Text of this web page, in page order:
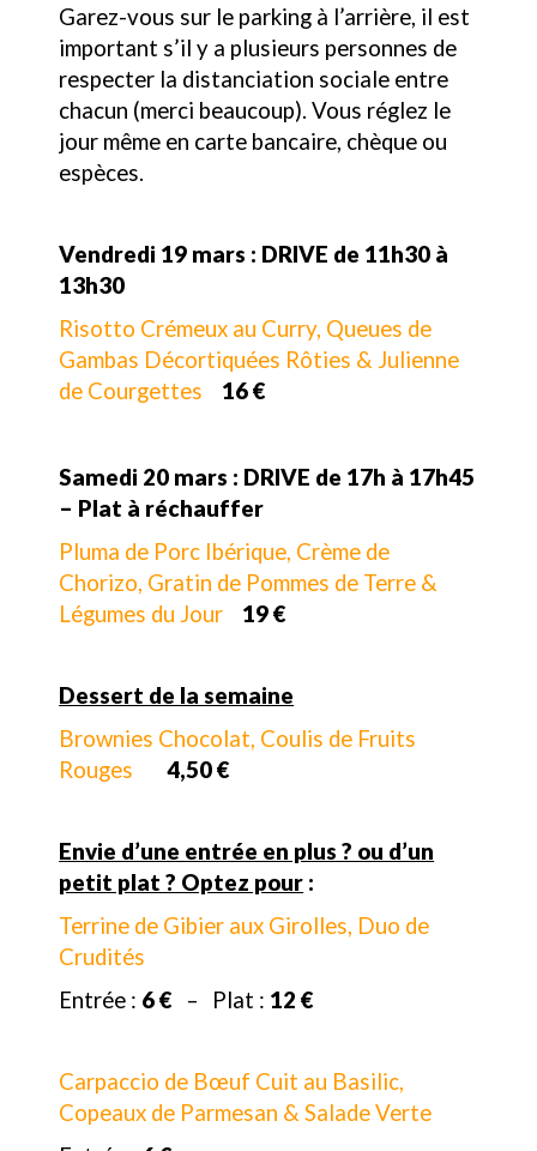
Garez-vous sur le parking à l’arrière, il est
important s’il y a plusieurs personnes de
respecter la distanciation sociale entre
chacun (merci beaucoup). Vous réglez le
jour même en carte bancaire, chèque ou
espèces.
Vendredi 19 mars : DRIVE de 11h30 à
13h30
Risotto Crémeux au Curry, Queues de
Gambas Décortiquées Rôties & Julienne
de Courgettes
16 €
Samedi 20 mars : DRIVE de 17h à 17h45
– Plat à réchauffer
Pluma de Porc Ibérique, Crème de
Chorizo, Gratin de Pommes de Terre &
Légumes du Jour
19 €
Dessert de la semaine
Brownies Chocolat, Coulis de Fruits
Rouges
4,50 €
Envie d’une entrée en plus ? ou d’un
petit plat ? Optez pour :
Terrine de Gibier aux Girolles, Duo de
Crudités
Entrée : 6 € – Plat : 12 €
Carpaccio de Bœuf Cuit au Basilic,
Copeaux de Parmesan & Salade Verte